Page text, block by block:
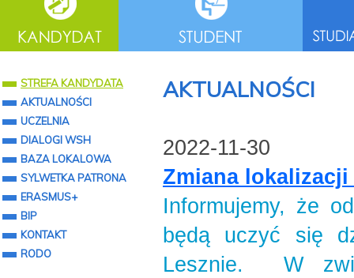
STREFA KANDYDATA
AKTUALNOŚCI
UCZELNIA
DIALOGI WSH
BAZA LOKALOWA
SYLWETKA PATRONA
ERASMUS+
BIP
KONTAKT
RODO
AKTUALNOŚCI
2022-11-30
Zmiana
Informujemy, że
będą uczyć się
Lesznie. W